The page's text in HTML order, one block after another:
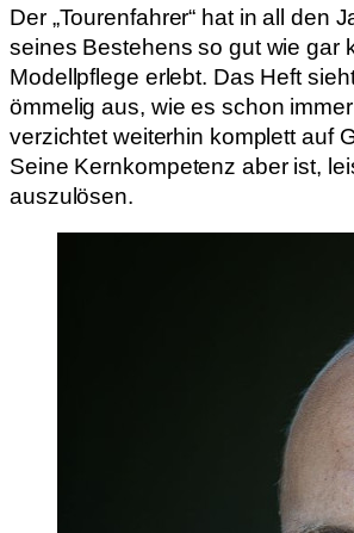
Der „Tourenfahrer“ hat in all den
seines Bestehens so gut wie gar
Modellpflege erlebt. Das Heft
ömmelig aus, wie es schon
verzichtet weiterhin komplett auf
Seine Kernkompetenz aber ist,
auszulösen.